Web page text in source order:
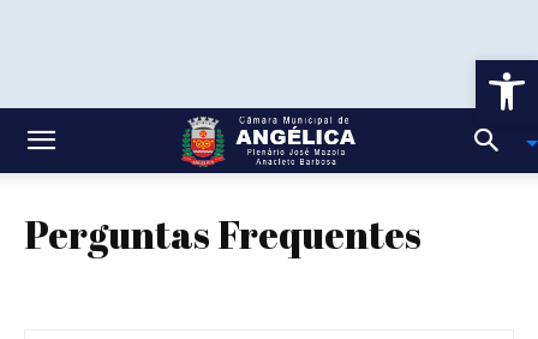
Perguntas Frequentes